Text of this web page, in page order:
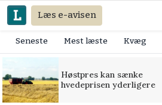
Læs e-avisen
Seneste Mest læste Kvæg
Høstpres kan sænke
hvedeprisen yderligere